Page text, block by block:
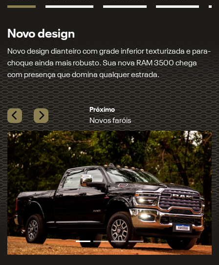
e para-
chega
Novos faróis
Novos faróis e lanternas full LED que iluminam seu
com precisão. Garanta mais segurança e um visual
marcante, seja de dia ou de noite.​
Previous Next